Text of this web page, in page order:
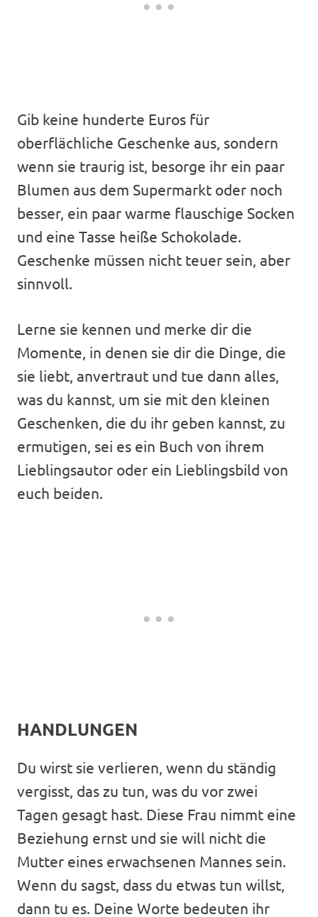
Gib keine hunderte Euros für
oberflächliche Geschenke aus, sondern
wenn sie traurig ist, besorge ihr ein paar
Blumen aus dem Supermarkt oder noch
besser, ein paar warme flauschige Socken
und eine Tasse heiße Schokolade.
Geschenke müssen nicht teuer sein, aber
sinnvoll.
Lerne sie kennen und merke dir die
Momente, in denen sie dir die Dinge, die
sie liebt, anvertraut und tue dann alles,
was du kannst, um sie mit den kleinen
Geschenken, die du ihr geben kannst, zu
ermutigen, sei es ein Buch von ihrem
Lieblingsautor oder ein Lieblingsbild von
euch beiden.
HANDLUNGEN
Du wirst sie verlieren, wenn du ständig
vergisst, das zu tun, was du vor zwei
Tagen gesagt hast. Diese Frau nimmt eine
Beziehung ernst und sie will nicht die
Mutter eines erwachsenen Mannes sein.
Wenn du sagst, dass du etwas tun willst,
dann tu es. Deine Worte bedeuten ihr